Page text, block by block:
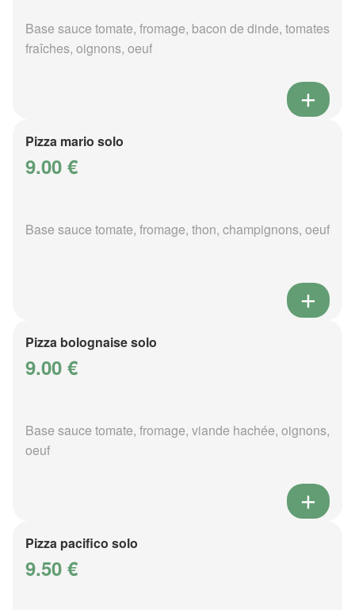
Base sauce tomate, fromage, bacon de dinde, tomates
fraîches, oignons, oeuf
Pizza mario solo
9.00 €
Base sauce tomate, fromage, thon, champignons, oeuf
Pizza bolognaise solo
9.00 €
Base sauce tomate, fromage, viande hachée, oignons,
oeuf
Pizza pacifico solo
9.50 €